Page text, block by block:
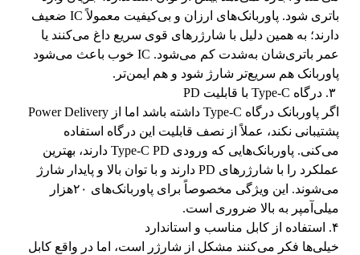
باتری شود. پاوربانک‌های ارزان و بی‌کیفیت معمولاً IC ضعیف
دارند؛ به همین دلیل با شارژرهای قوی سریع داغ می‌کنند یا
عمر باتری‌شان به‌شدت کم می‌شود. IC خوب باعث می‌شود
پاوربانک هم سریع‌تر شارژ شود و هم ایمن‌تر.
اگر پاوربانک درگاه Type-C داشته باشد اما از Power Delivery
پشتیبانی نکند، عملاً از نصف قابلیت این درگاه استفاده
می‌کنی. پاوربانک‌هایی که ورودی Type-C PD دارند، بهترین
عملکرد را با شارژرهای PD دارند و با توان بالا و پایدار شارژ
می‌شوند. این ویژگی مخصوصاً برای پاوربانک‌های ۲۰هزار
میلی‌آمپر به بالا ضروری است.
۴. استفاده از کابل مناسب و استاندارد
خیلی‌ها فکر می‌کنند مشکل از شارژر است، اما در واقع کابل